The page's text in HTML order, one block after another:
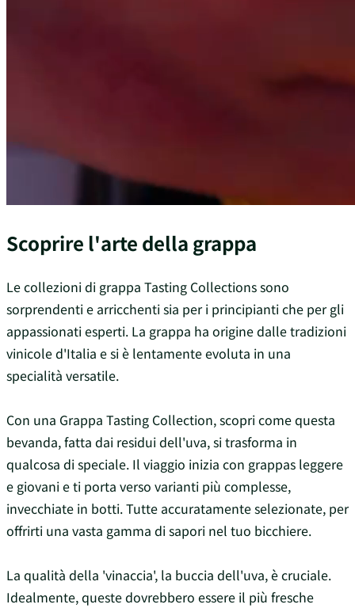
Scoprire l'arte della grappa
Le collezioni di grappa Tasting Collections sono
sorprendenti e arricchenti sia per i principianti che per gli
appassionati esperti. La grappa ha origine dalle tradizioni
vinicole d'Italia e si è lentamente evoluta in una
specialità versatile.
Con una Grappa Tasting Collection, scopri come questa
bevanda, fatta dai residui dell'uva, si trasforma in
qualcosa di speciale. Il viaggio inizia con grappas leggere
e giovani e ti porta verso varianti più complesse,
invecchiate in botti. Tutte accuratamente selezionate, per
offrirti una vasta gamma di sapori nel tuo bicchiere.
La qualità della 'vinaccia', la buccia dell'uva, è cruciale.
Idealmente, queste dovrebbero essere il più fresche